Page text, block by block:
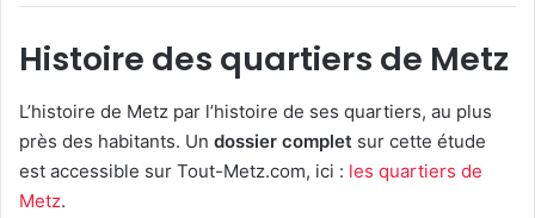
Histoire des quartiers de Metz
L’histoire de Metz par l’histoire de ses quartiers, au plus
près des habitants. Un dossier complet sur cette étude
est accessible sur Tout-Metz.com, ici : les quartiers de
Metz.